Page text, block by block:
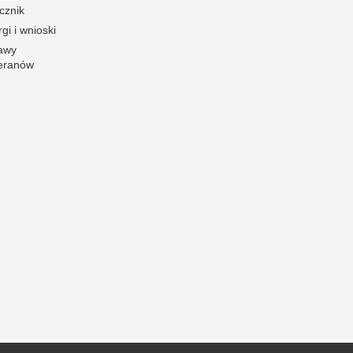
Ofiarni i odważni
publiczna
człowieka
i wnioski